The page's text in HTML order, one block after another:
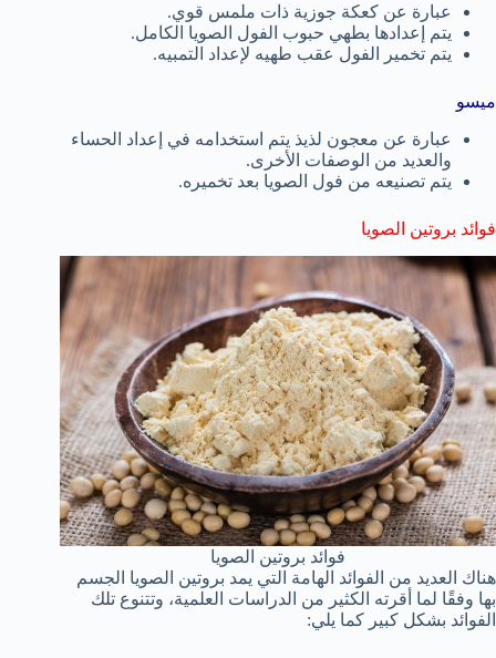
عبارة عن كعكة جوزية ذات ملمس قوي.
يتم إعدادها بطهي حبوب الفول الصويا الكامل.
يتم تخمير الفول عقب طهيه لإعداد التمبيه.
ميسو
عبارة عن معجون لذيذ يتم استخدامه في إعداد الحساء
والعديد من الوصفات الأخرى.
يتم تصنيعه من فول الصويا بعد تخميره.
فوائد بروتين الصويا
فوائد بروتين الصويا
هناك العديد من الفوائد الهامة التي يمد بروتين الصويا الجسم
بها وفقًا لما أقرته الكثير من الدراسات العلمية، وتتنوع تلك
الفوائد بشكل كبير كما يلي: